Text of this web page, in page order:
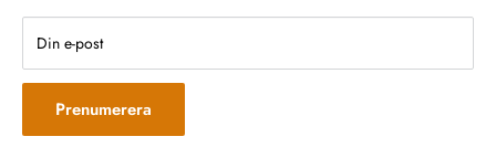
Integritetspolicy
Returpolicy
Returformulär
Din e-post
Prenumerera